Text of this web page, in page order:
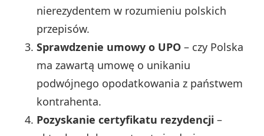
nierezydentem w rozumieniu polskich
przepisów.
Sprawdzenie umowy o UPO – czy Polska
ma zawartą umowę o unikaniu
podwójnego opodatkowania z państwem
kontrahenta.
Pozyskanie certyfikatu rezydencji –